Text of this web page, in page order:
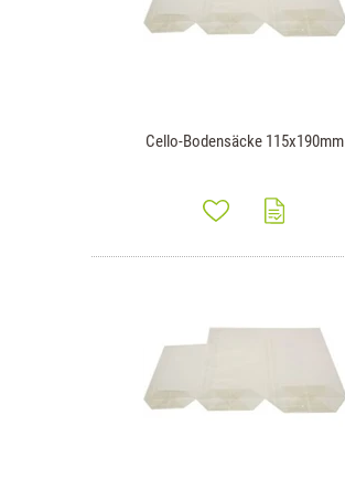
Cello-Bodensäcke 115x190mm